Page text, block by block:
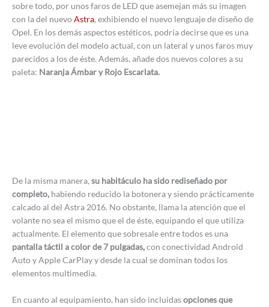
sobre todo, por unos faros de LED que asemejan más su imagen
con la del nuevoAstra, exhibiendo el nuevo lenguaje de diseño de
Opel. En los demás aspectos estéticos, podría decirse que es una
leve evolución del modelo actual, con un lateral y unos faros muy
parecidos a los de éste. Además, añade dos nuevos colores a su
paleta: Naranja Ámbar y Rojo Escarlata.
De la misma manera, su habitáculo ha sido rediseñado por
completo, habiendo reducido la botonera y siendo prácticamente
calcado al del Astra 2016. No obstante, llama la atención que el
volante no sea el mismo que el de éste, equipando el que utiliza
actualmente. El elemento que sobresale entre todos es una
pantalla táctil a color de 7 pulgadas,con conectividad Android
Auto y Apple CarPlay y desde la cual se dominan todos los
elementos multimedia.
En cuanto al equipamiento, han sido incluidasopciones que